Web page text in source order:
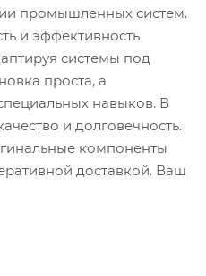
промышленных систем.
и эффективность
системы под
проста, а
навыков. В
и долговечность.
компоненты
доставкой. Ваш